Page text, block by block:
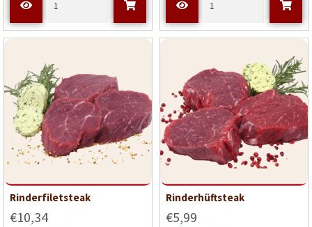
Rinderfiletsteak
€10,34
Rinderhüftsteak
€5,99